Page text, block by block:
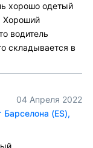
хорошо одетый
Хороший
водитель
складывается в
04 Апреля 2022
(ES),